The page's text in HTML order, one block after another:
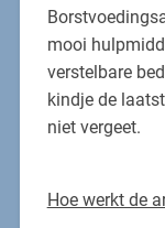
mooi
verstelbare
kindje de
niet vergeet.
Hoe werkt de